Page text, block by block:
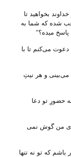
خداوند بخواهید تا
شده که شما به
پاسخ میده؟”
دعوت می‌‌کنم تا با
می‌‌بینی و هر نیتِ
حضورِ تو دعا
من گوش نمی
باشم که تو نه تنها